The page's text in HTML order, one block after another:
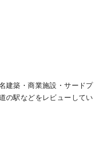
建築・商業施設・サードプ
の駅などをレビューしてい